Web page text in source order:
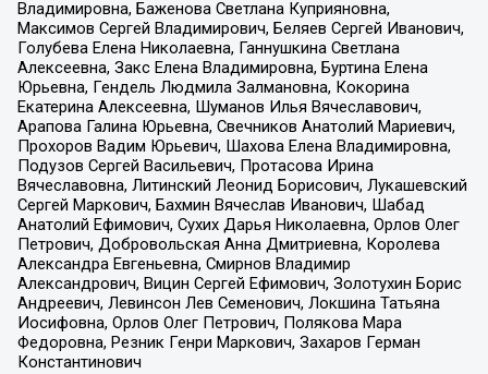
Владимировна, Баженова Светлана Куприяновна,
Максимов Сергей Владимирович, Беляев Сергей Иванович,
Голубева Елена Николаевна, Ганнушкина Светлана
Алексеевна, Закс Елена Владимировна, Буртина Елена
Юрьевна, Гендель Людмила Залмановна, Кокорина
Екатерина Алексеевна, Шуманов Илья Вячеславович,
Арапова Галина Юрьевна, Свечников Анатолий Мариевич,
Прохоров Вадим Юрьевич, Шахова Елена Владимировна,
Подузов Сергей Васильевич, Протасова Ирина
Вячеславовна, Литинский Леонид Борисович, Лукашевский
Сергей Маркович, Бахмин Вячеслав Иванович, Шабад
Анатолий Ефимович, Сухих Дарья Николаевна, Орлов Олег
Петрович, Добровольская Анна Дмитриевна, Королева
Александра Евгеньевна, Смирнов Владимир
Александрович, Вицин Сергей Ефимович, Золотухин Борис
Андреевич, Левинсон Лев Семенович, Локшина Татьяна
Иосифовна, Орлов Олег Петрович, Полякова Мара
Федоровна, Резник Генри Маркович, Захаров Герман
Константинович